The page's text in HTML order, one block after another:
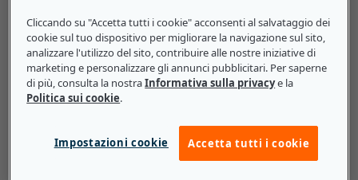
devono sapere le piccole e medie
imprese
Tuttavia, a partire dal 2008, il CDMA2000 è stato
gradualmente eliminato, in quanto il 3G non è più in
uso. Conseguentemente, non è più necessario che le
piccole imprese comprendano l'1xRTT e il suo
Cliccando su "Accetta tutti i cookie" acconsenti al salvataggio dei
cookie sul tuo dispositivo per migliorare la navigazione sul sito,
analizzare l'utilizzo del sito, contribuire alle nostre iniziative di
marketing e personalizzare gli annunci pubblicitari. Per saperne
di più, consulta la nostraInformativa sulla privacye la
Politica sui cookie.
Impostazioni cookie Accetta tutti i cookie